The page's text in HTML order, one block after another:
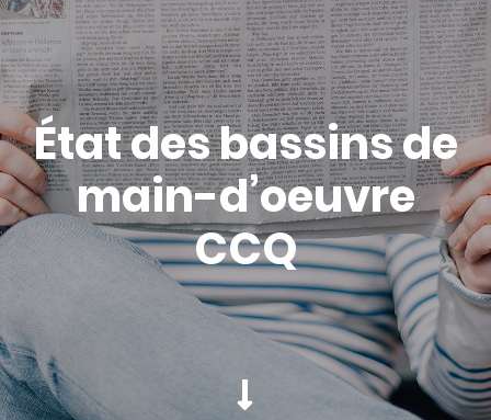
État des bassins de
main-d’oeuvre
CCQ